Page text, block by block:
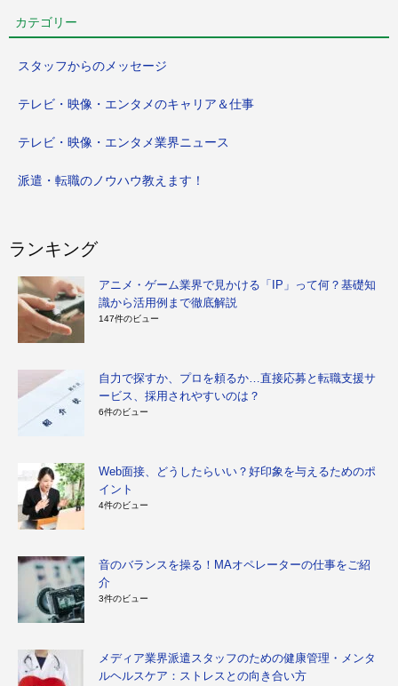
カテゴリー
スタッフからのメッセージ
テレビ・映像・エンタメのキャリア＆仕事
テレビ・映像・エンタメ業界ニュース
派遣・転職のノウハウ教えます！
ランキング
アニメ・ゲーム業界で見かける「IP」って何？基礎知
識から活用例まで徹底解説
147件のビュー
自力で探すか、プロを頼るか…直接応募と転職支援サ
ービス、採用されやすいのは？
6件のビュー
Web面接、どうしたらいい？好印象を与えるためのポ
イント
4件のビュー
音のバランスを操る！MAオペレーターの仕事をご紹
介
3件のビュー
メディア業界派遣スタッフのための健康管理・メンタ
ルヘルスケア：ストレスとの向き合い方